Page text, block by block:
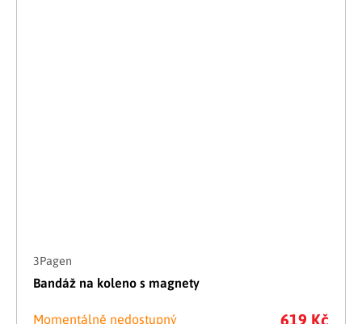
3Pagen
Bandáž na koleno s magnety
Momentálně nedostupný 619 Kč